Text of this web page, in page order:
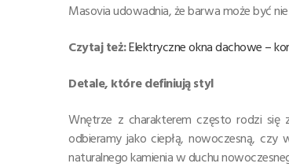
Masovia udowadnia, że barwa może być
Czytaj też:Elektryczne okna dachowe –
Detale, które definiują styl
Wnętrze z charakterem często rodzi
odbieramy jako ciepłą, nowoczesną, czy
naturalnego kamienia w duchu